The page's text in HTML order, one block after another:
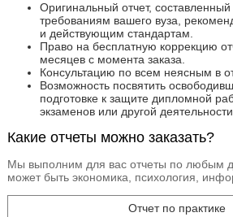
Оригинальный отчет, составленный
требованиям вашего вуза,
и действующим стандартам.
Право на бесплатную коррекцию
месяцев с момента заказа.
Консультацию по всем неясным в
Возможность посвятить
подготовке к защите дипломной
экзаменов или другой деятельности.
Какие отчеты можно заказать?
Мы выполним для вас отчеты по любым
может быть экономика, психология,
Отчет по практике